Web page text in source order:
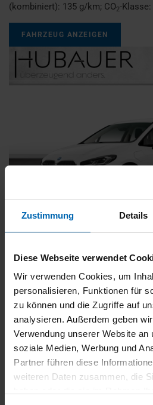
Zustimmung Details
Diese Webseite verwendet
Wir verwenden Cookies, um
personalisieren, Funktionen für
zu können und die Zugriffe auf
analysieren. Außerdem geben
Verwendung unserer Website an
soziale Medien, Werbung und
Partner führen diese
weiteren Daten zusammen, die
(kombiniert): 135 g/km; CO2-Klasse:
FAHRZEUG ANZEIGEN
BMW 225
Gebrauchtwagen
Typ
Pkw
Kilometerstand
54.750
Erstzulassung
05/2023
Zustand
Leistung
180